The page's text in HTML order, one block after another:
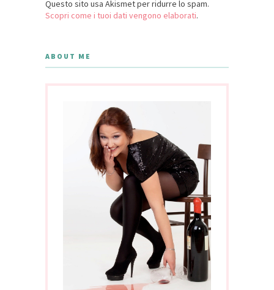
Questo sito usa Akismet per ridurre lo spam.
Scopri come i tuoi dati vengono elaborati.
ABOUT ME